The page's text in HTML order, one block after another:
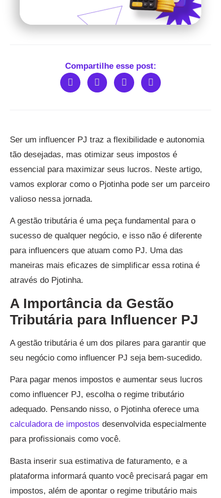
Compartilhe esse post:
Ser um influencer PJ traz a flexibilidade e autonomia
tão desejadas, mas otimizar seus impostos é
essencial para maximizar seus lucros. Neste artigo,
vamos explorar como o Pjotinha pode ser um parceiro
valioso nessa jornada.
A gestão tributária é uma peça fundamental para o
sucesso de qualquer negócio, e isso não é diferente
para influencers que atuam como PJ. Uma das
maneiras mais eficazes de simplificar essa rotina é
através do Pjotinha.
A Importância da Gestão
Tributária para Influencer PJ
A gestão tributária é um dos pilares para garantir que
seu negócio como influencer PJ seja bem-sucedido.
Para pagar menos impostos e aumentar seus lucros
como influencer PJ, escolha o regime tributário
adequado. Pensando nisso, o Pjotinha oferece uma
calculadora de impostos desenvolvida especialmente
para profissionais como você.
Basta inserir sua estimativa de faturamento, e a
plataforma informará quanto você precisará pagar em
impostos, além de apontar o regime tributário mais